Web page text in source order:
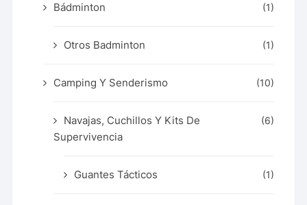
Bádminton (1)
Otros Badminton (1)
Camping Y Senderismo (10)
Navajas, Cuchillos Y Kits De
Supervivencia
(6)
Guantes Tácticos (1)